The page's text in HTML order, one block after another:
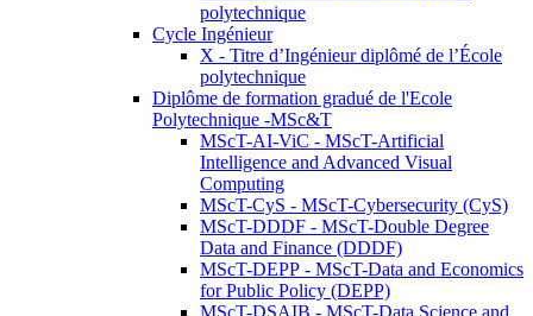
polytechnique
Cycle Ingénieur
X - Titre d’Ingénieur diplômé de l’École
polytechnique
Diplôme de formation gradué de l'Ecole
Polytechnique -MSc&T
MScT-AI-ViC - MScT-Artificial
Intelligence and Advanced Visual
Computing
MScT-CyS - MScT-Cybersecurity (CyS)
MScT-DDDF - MScT-Double Degree
Data and Finance (DDDF)
MScT-DEPP - MScT-Data and Economics
for Public Policy (DEPP)
MScT-DSAIB - MScT-Data Science and